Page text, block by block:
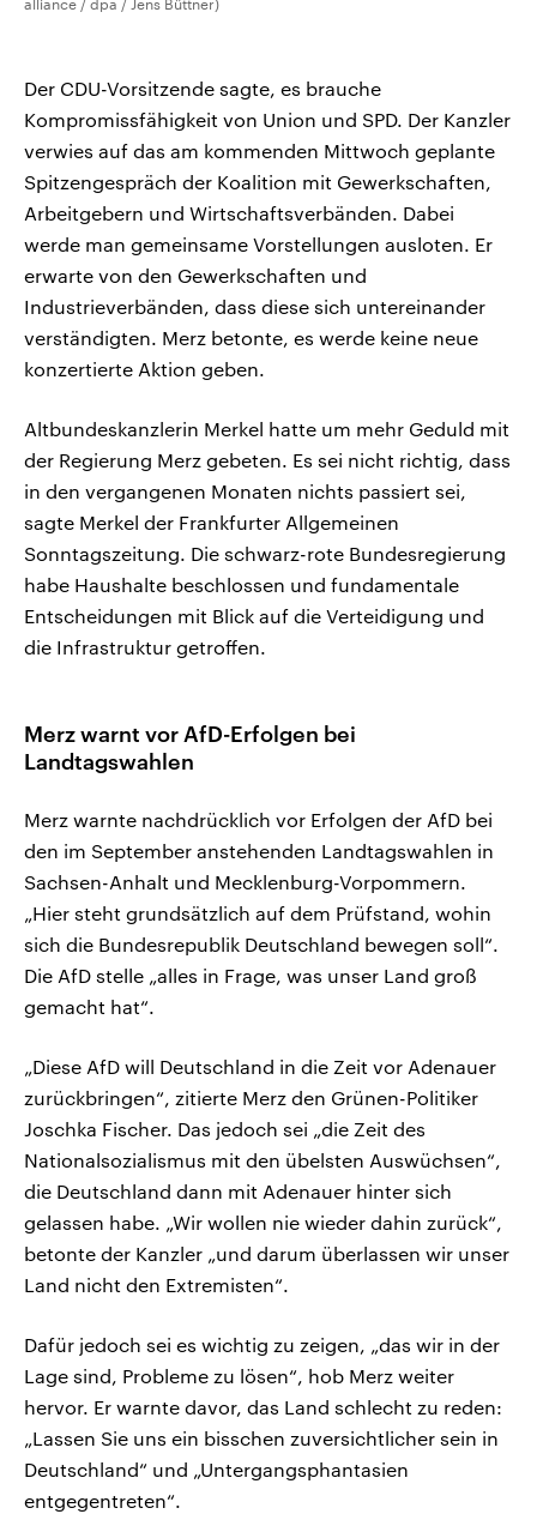
alliance / dpa / Jens Büttner)
Der CDU-Vorsitzende sagte, es brauche
Kompromissfähigkeit von Union und SPD. Der Kanzler
verwies auf das am kommenden Mittwoch geplante
Spitzengespräch der Koalition mit Gewerkschaften,
Arbeitgebern und Wirtschaftsverbänden. Dabei
werde man gemeinsame Vorstellungen ausloten. Er
erwarte von den Gewerkschaften und
Industrieverbänden, dass diese sich untereinander
verständigten. Merz betonte, es werde keine neue
konzertierte Aktion geben.
Altbundeskanzlerin Merkel hatte um mehr Geduld mit
der Regierung Merz gebeten. Es sei nicht richtig, dass
in den vergangenen Monaten nichts passiert sei,
sagte Merkel der Frankfurter Allgemeinen
Sonntagszeitung. Die schwarz-rote Bundesregierung
habe Haushalte beschlossen und fundamentale
Entscheidungen mit Blick auf die Verteidigung und
die Infrastruktur getroffen.
Merz warnt vor AfD-Erfolgen bei
Landtagswahlen
Merz warnte nachdrücklich vor Erfolgen der AfD bei
den im September anstehenden Landtagswahlen in
Sachsen-Anhalt und Mecklenburg-Vorpommern.
„Hier steht grundsätzlich auf dem Prüfstand, wohin
sich die Bundesrepublik Deutschland bewegen soll“.
Die AfD stelle „alles in Frage, was unser Land groß
gemacht hat“.
„Diese AfD will Deutschland in die Zeit vor Adenauer
zurückbringen“, zitierte Merz den Grünen-Politiker
Joschka Fischer. Das jedoch sei „die Zeit des
Nationalsozialismus mit den übelsten Auswüchsen“,
die Deutschland dann mit Adenauer hinter sich
gelassen habe. „Wir wollen nie wieder dahin zurück“,
betonte der Kanzler „und darum überlassen wir unser
Land nicht den Extremisten“.
Dafür jedoch sei es wichtig zu zeigen, „das wir in der
Lage sind, Probleme zu lösen“, hob Merz weiter
hervor. Er warnte davor, das Land schlecht zu reden:
„Lassen Sie uns ein bisschen zuversichtlicher sein in
Deutschland“ und „Untergangsphantasien
entgegentreten“.